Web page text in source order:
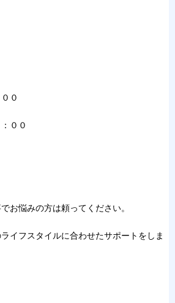
０
００
お悩みの方は頼ってください。
イフスタイルに合わせたサポートをしま